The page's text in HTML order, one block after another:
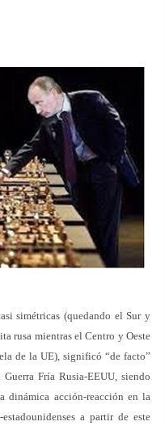
simétricas (quedando el Sur y
rusa mientras el Centro y Oeste
de la UE), significó “de facto”
Fría Rusia-EEUU, siendo
dinámica acción-reacción en la
a partir de este